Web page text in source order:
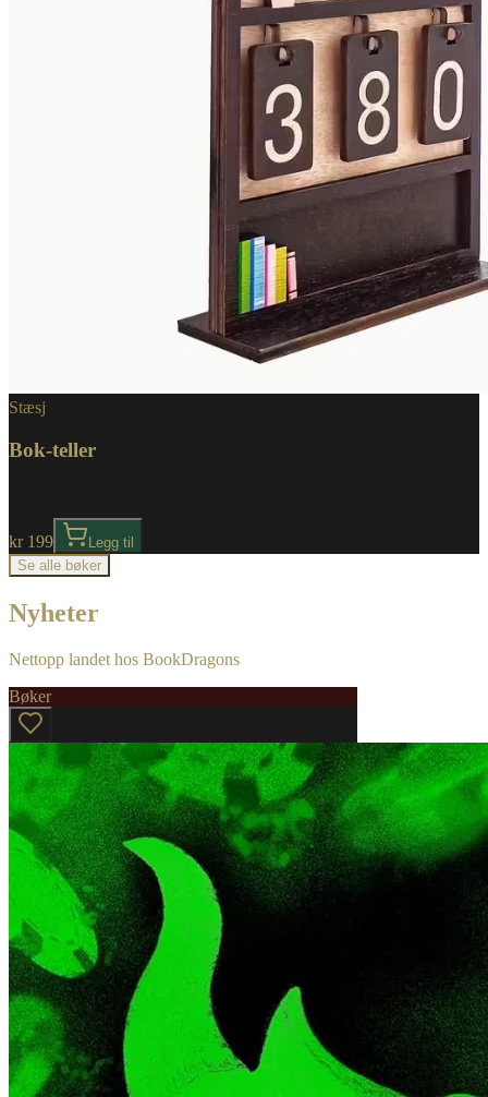
Stæsj
Bok-teller
kr 199
Legg til
Se alle bøker
Nyheter
Nettopp landet hos BookDragons
Bøker